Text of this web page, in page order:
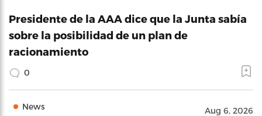
Presidente de la AAA dice que la Junta sabía
sobre la posibilidad de un plan de
racionamiento
0
News Aug 6, 2026